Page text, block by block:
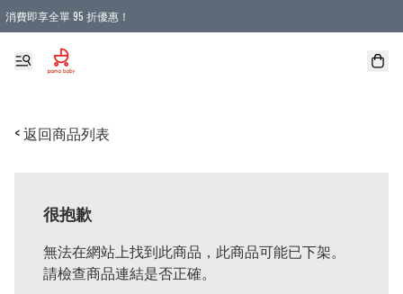
消費即享全單 95 折優惠！
購物滿 HKD 900.00即享免運費優惠！（適用於 本地送貨、本地取貨 )
< 返回商品列表
很抱歉
無法在網站上找到此商品，此商品可能已下架。
請檢查商品連結是否正確。